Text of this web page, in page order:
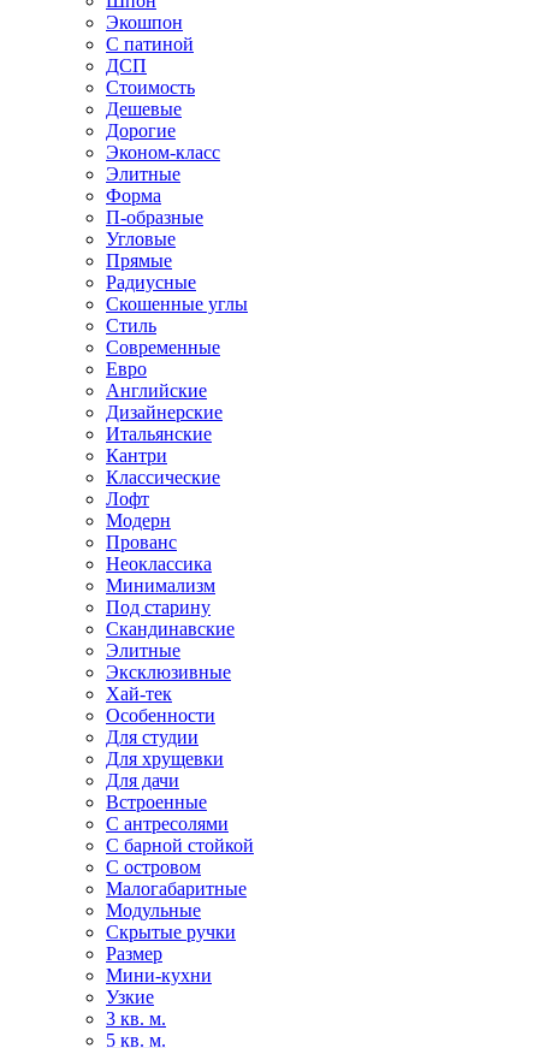
Экошпон
С патиной
ДСП
Стоимость
Дешевые
Дорогие
Эконом-класс
Элитные
Форма
П-образные
Угловые
Прямые
Радиусные
Скошенные углы
Стиль
Современные
Евро
Английские
Дизайнерские
Итальянские
Кантри
Классические
Лофт
Модерн
Прованс
Неоклассика
Минимализм
Под старину
Скандинавские
Элитные
Эксклюзивные
Хай-тек
Особенности
Для студии
Для хрущевки
Для дачи
Встроенные
С антресолями
С барной стойкой
С островом
Малогабаритные
Модульные
Скрытые ручки
Размер
Мини-кухни
Узкие
3 кв. м.
5 кв. м.